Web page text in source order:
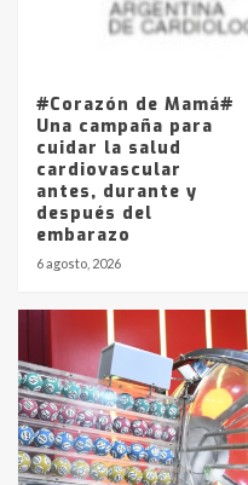
Los
La
entre 857
#Corazón de Mamá#
Una campaña para
cuidar la salud
cardiovascular
antes, durante y
después del
embarazo
6 agosto, 2026